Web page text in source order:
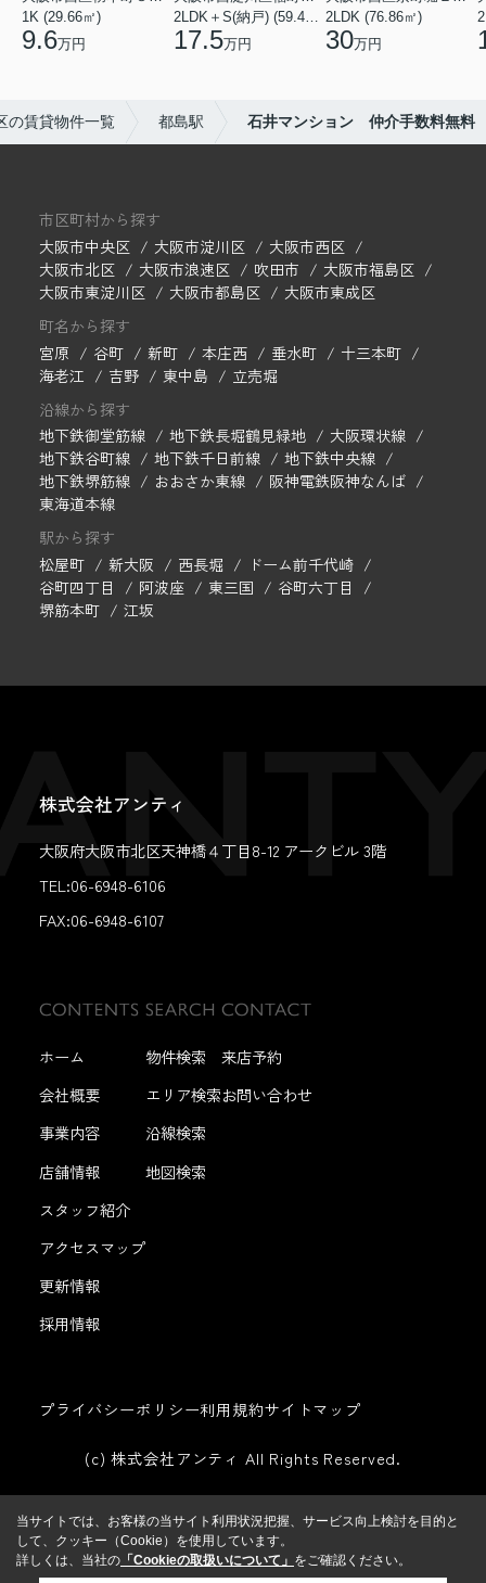
1K (29.66㎡)
9.6万円 17.5万円
2LDK (76.86㎡)
30万円
の賃貸物件一覧 都島駅 石井マンション 仲介手数料無料
市区町村から探す
大阪市中央区
大阪市淀川区
大阪市西区
大阪市北区
大阪市浪速区 吹田市
大阪市福島区
大阪市東淀川区
大阪市都島区
大阪市東成区
町名から探す
宮原
谷町 新町 本庄西 垂水町
十三本町
海老江
吉野 東中島
立売堀
沿線から探す
地下鉄御堂筋線
地下鉄長堀鶴見緑地
大阪環状線
地下鉄谷町線
地下鉄千日前線
地下鉄中央線
地下鉄堺筋線
おおさか東線
阪神電鉄阪神なんば
東海道本線
駅から探す
松屋町
新大阪 西長堀
ドーム前千代崎
谷町四丁目
阿波座 東三国
谷町六丁目
堺筋本町
江坂
株式会社アンティ
大阪府大阪市北区天神橋４丁目8-12 アークビル 3階
TEL:06-6948-6106
FAX:06-6948-6107
ホーム
会社概要
事業内容
店舗情報
スタッフ紹介
アクセスマップ
更新情報
採用情報
物件検索
エリア検索
沿線検索
地図検索
来店予約
お問い合わせ
プライバシーポリシー利用規約サイトマップ
(c) 株式会社アンティ All Rights Reserved.
当サイトでは、お客様の当サイト利用状況把握、サービス向上検討を目的と
して、クッキー（Cookie）を使用しています。
詳しくは、当社の 「Cookieの取扱いについて」 をご確認ください。